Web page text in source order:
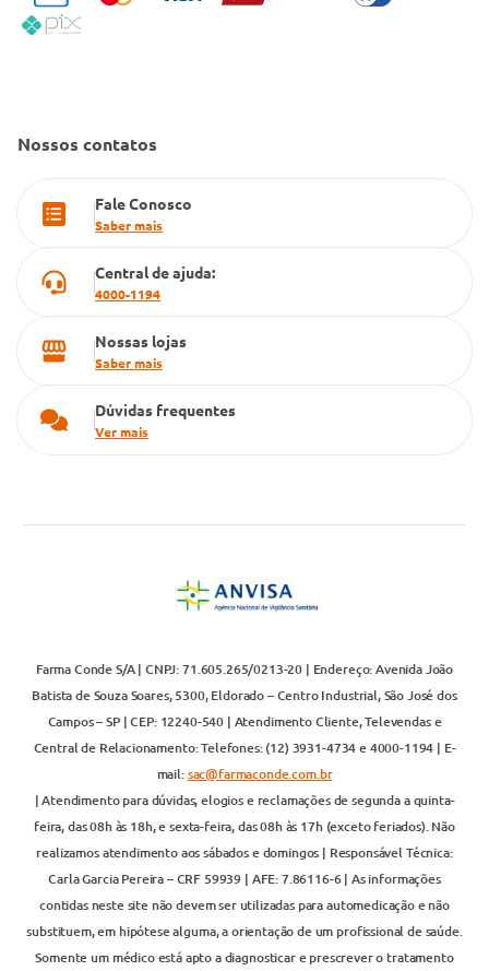
Código de Conduta
Política de Reembolso
Convênio Conlife
Cartão Grupo Conde
Nossos contatos
Fale Conosco
Saber mais
Central de ajuda:
4000-1194
Nossas lojas
Saber mais
Dúvidas frequentes
Ver mais
Farma Conde S/A | CNPJ: 71.605.265/0213-20 | Endereço: Avenida João
Batista de Souza Soares, 5300, Eldorado – Centro Industrial, São José dos
Campos – SP | CEP: 12240-540 | Atendimento Cliente, Televendas e
Central de Relacionamento: Telefones: (12) 3931-4734 e 4000-1194 | E-
mail:sac@farmaconde.com.br
| Atendimento para dúvidas, elogios e reclamações de segunda a quinta-
feira, das 08h às 18h, e sexta-feira, das 08h às 17h (exceto feriados). Não
realizamos atendimento aos sábados e domingos | Responsável Técnica:
Carla Garcia Pereira – CRF 59939 | AFE: 7.86116-6 | As informações
contidas neste site não devem ser utilizadas para automedicação e não
substituem, em hipótese alguma, a orientação de um profissional de saúde.
Somente um médico está apto a diagnosticar e prescrever o tratamento